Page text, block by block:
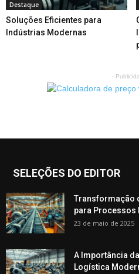
Destaque
Soluções Eficientes para
Indústrias Modernas
-
SELEÇÕES DO EDITOR
Transformação
para Processos
23 de maio de 2025
A Importância
Logística